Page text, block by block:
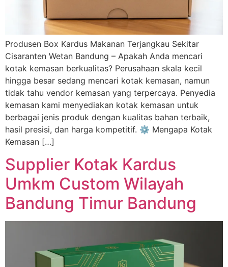
Produsen Box Kardus Makanan Terjangkau Sekitar
Cisaranten Wetan Bandung – Apakah Anda mencari
kotak kemasan berkualitas? Perusahaan skala kecil
hingga besar sedang mencari kotak kemasan, namun
tidak tahu vendor kemasan yang terpercaya. Penyedia
kemasan kami menyediakan kotak kemasan untuk
berbagai jenis produk dengan kualitas bahan terbaik,
hasil presisi, dan harga kompetitif. ⚙️ Mengapa Kotak
Kemasan […]
Supplier Kotak Kardus
Umkm Custom Wilayah
Bandung Timur Bandung